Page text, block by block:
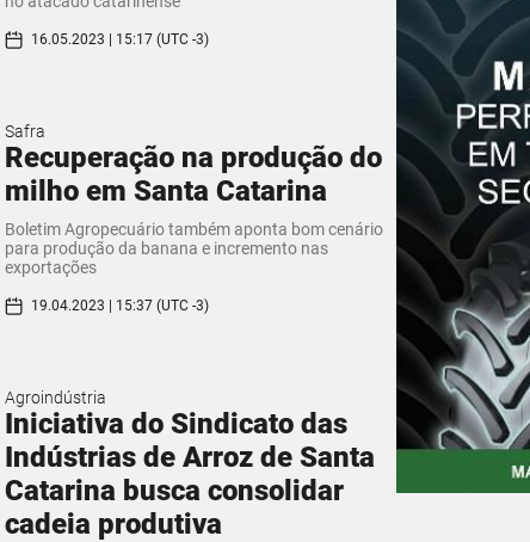
16.05.2023 | 15:17 (UTC -3)
Safra
Recuperação na produção do
milho em Santa Catarina
Boletim Agropecuário também aponta bom cenário
para produção da banana e incremento nas
exportações
19.04.2023 | 15:37 (UTC -3)
Agroindústria
Iniciativa do Sindicato das
Indústrias de Arroz de Santa
Catarina busca consolidar
cadeia produtiva